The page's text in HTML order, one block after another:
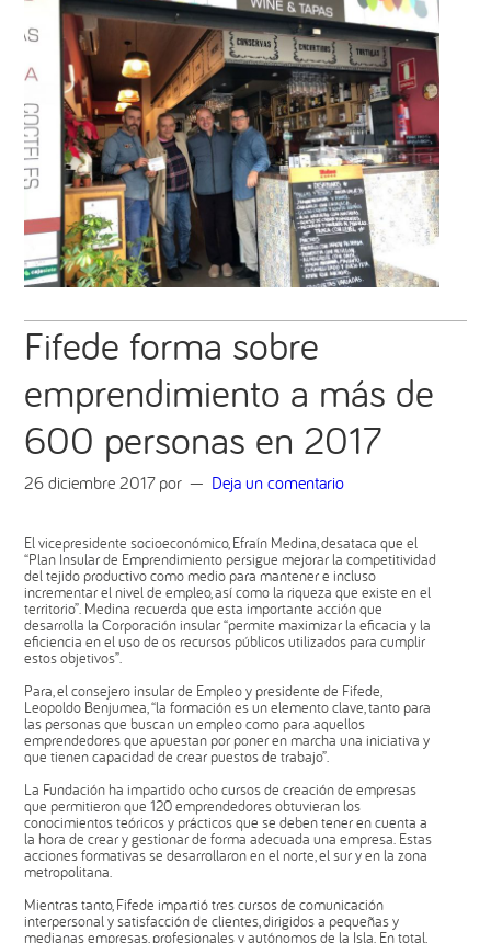
Fifede forma sobre
emprendimiento a más de
600 personas en 2017
26 diciembre 2017por Deja un comentario
El vicepresidente socioeconómico, Efraín Medina, desataca que el
“Plan Insular de Emprendimiento persigue mejorar la competitividad
del tejido productivo como medio para mantener e incluso
incrementar el nivel de empleo, así como la riqueza que existe en el
territorio”. Medina recuerda que esta importante acción que
desarrolla la Corporación insular “permite maximizar la eficacia y la
eficiencia en el uso de os recursos públicos utilizados para cumplir
estos objetivos”.
Para, el consejero insular de Empleo y presidente de Fifede,
Leopoldo Benjumea, “la formación es un elemento clave, tanto para
las personas que buscan un empleo como para aquellos
emprendedores que apuestan por poner en marcha una iniciativa y
que tienen capacidad de crear puestos de trabajo”.
La Fundación ha impartido ocho cursos de creación de empresas
que permitieron que 120 emprendedores obtuvieran los
conocimientos teóricos y prácticos que se deben tener en cuenta a
la hora de crear y gestionar de forma adecuada una empresa. Estas
acciones formativas se desarrollaron en el norte, el sur y en la zona
metropolitana.
Mientras tanto, Fifede impartió tres cursos de comunicación
interpersonal y satisfacción de clientes, dirigidos a pequeñas y
medianas empresas, profesionales y autónomos de la Isla. En total,